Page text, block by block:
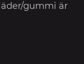
gummi är